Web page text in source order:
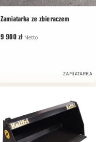
Zamiatarka ze zbieraczem
9 900 zł Netto
ZAMIATARKA